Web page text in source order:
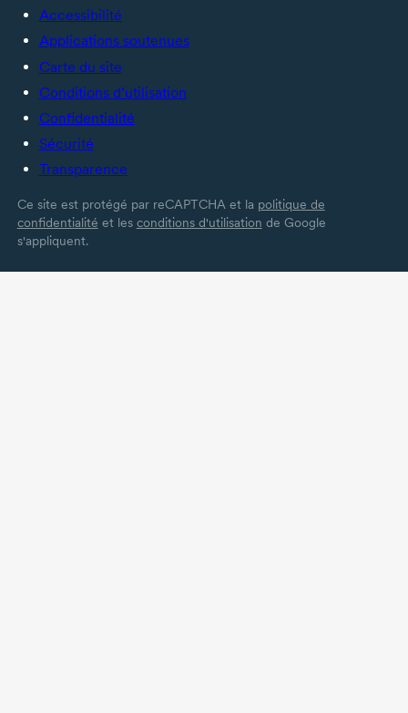
Accessibilité
Applications soutenues
Carte du site
Conditions d’utilisation
Confidentialité
Sécurité
Transparence
Ce site est protégé par reCAPTCHA et la politique de
confidentialité et les conditions d'utilisation de Google
s'appliquent.